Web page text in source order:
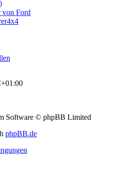
Ford
Software © phpBB Limited
phpBB.de